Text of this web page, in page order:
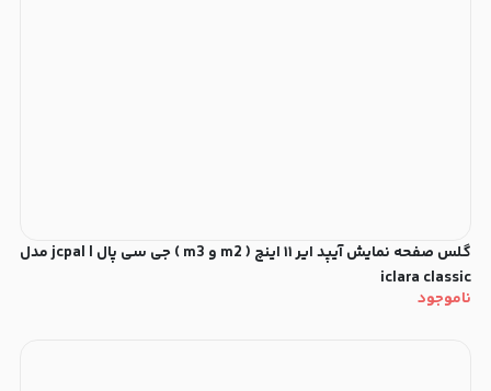
گلس صفحه نمایش آیپد ایر ۱۱ اینچ ( m2 و m3 ) جی سی پال | jcpal مدل
iclara classic
ناموجود